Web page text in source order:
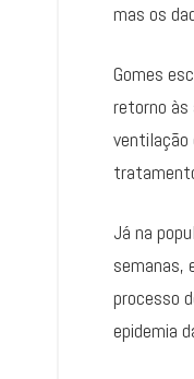
mas os
Gomes
retorno às
ventilação
Já na
semanas,
processo
epidemia